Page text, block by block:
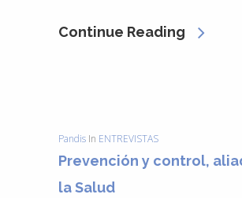
Continue Reading
Pandis In ENTREVISTAS
Prevención y control,
la Salud